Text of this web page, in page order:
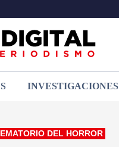
INVESTIGACIONES
DEL HORROR